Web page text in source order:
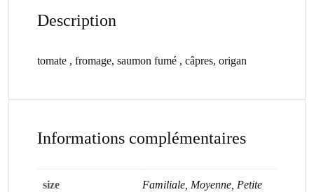
Description
tomate , fromage, saumon fumé , câpres, origan
Informations complémentaires
size Familiale, Moyenne, Petite